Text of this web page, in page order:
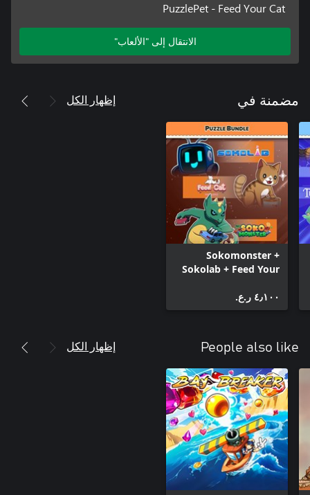
PuzzlePet - Feed Your Cat
الانتقال إلى "الألعاب"
مضمنة في إظهار الكل
Sokomonster +
Sokolab + Feed Your
٤٫١٠٠ ر.ع.‏
People also like إظهار الكل